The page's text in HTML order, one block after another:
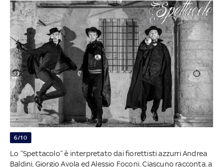
6/10
Lo “Spettacolo” è interpretato dai fiorettisti azzurri Andrea
Baldini, Giorgio Avola ed Alessio Foconi. Ciascuno racconta, a